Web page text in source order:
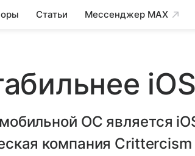
Статьи Мессенджер MAX
iOS
ОС является
компания